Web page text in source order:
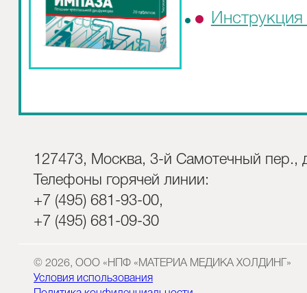
127473, Москва, 3-й Самотечный пер.,
Телефоны горячей линии:
+7 (495) 681-93-00,
+7 (495) 681-09-30
© 2026, ООО «НПФ «МАТЕРИА МЕДИКА ХОЛДИНГ»
Условия использования